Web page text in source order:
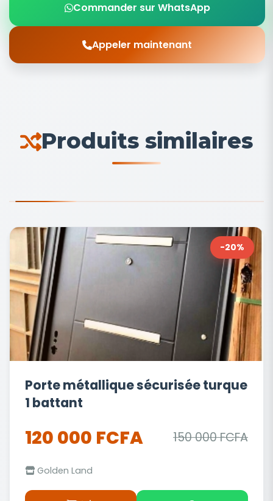
Commander sur WhatsApp
Appeler maintenant
Produits similaires
-20%
Porte métallique sécurisée turque
1 battant
120 000 FCFA 150 000 FCFA
Golden Land